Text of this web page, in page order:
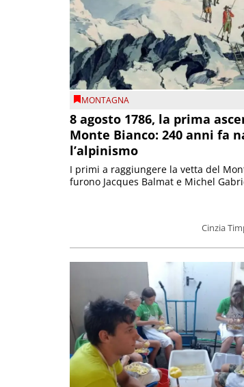
MONTAGNA
8 agosto 1786, la prima
Monte Bianco: 240 anni fa
l’alpinismo
Cinzia
I primi a raggiungere la vetta del
furono Jacques Balmat e Michel